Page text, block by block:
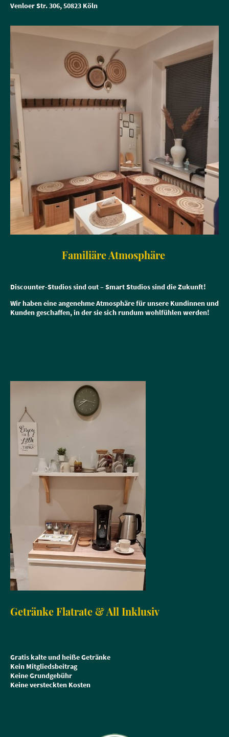
Venloer Str. 306, 50823 Köln
Familiäre Atmosphäre
Discounter-Studios sind out – Smart Studios sind die Zukunft!
Wir haben eine angenehme Atmosphäre für unsere Kundinnen und
Kunden geschaffen, in der sie sich rundum wohlfühlen werden!
Getränke Flatrate & All Inklusiv
Gratis kalte und heiße Getränke
Kein Mitgliedsbeitrag
Keine Grundgebühr
Keine versteckten Kosten